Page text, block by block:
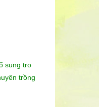
sung tro
trồng